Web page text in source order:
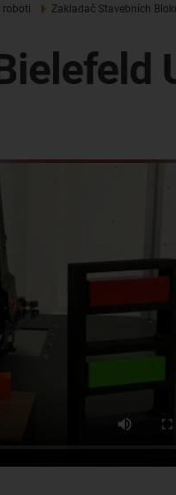
roboti Zakladač Stavebních